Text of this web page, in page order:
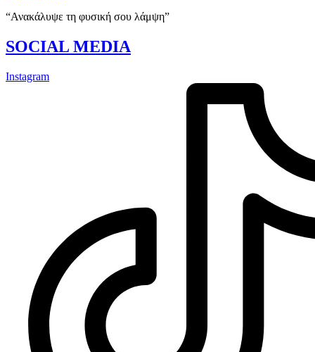
“Ανακάλυψε τη φυσική σου λάμψη”
SOCIAL MEDIA
Instagram